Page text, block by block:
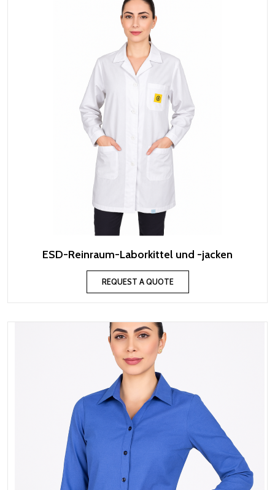
ESD-Reinraum-Laborkittel und -jacken
REQUEST A QUOTE